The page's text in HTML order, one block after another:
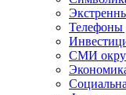
Телефоны
СМИ